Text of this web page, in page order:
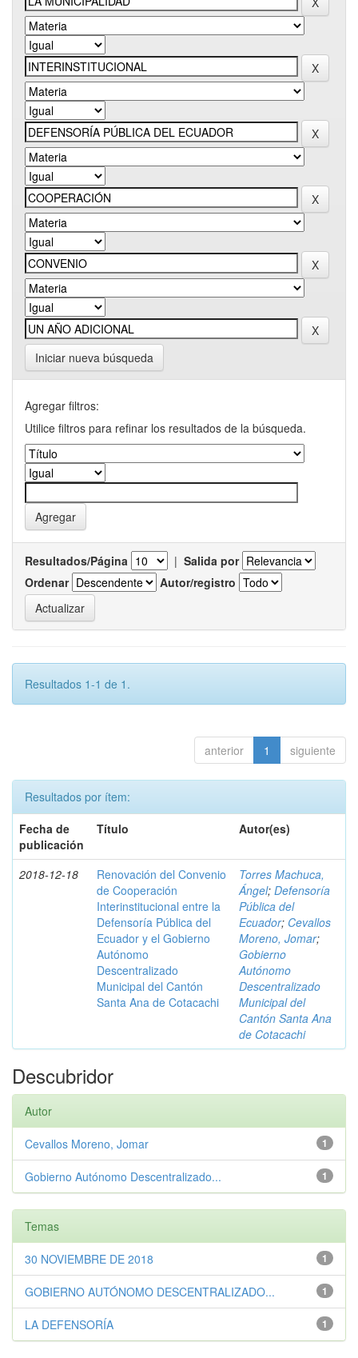
Iniciar nueva búsqueda
Agregar filtros:
Utilice filtros para refinar los resultados de la búsqueda.
Resultados/Página | Salida por
Ordenar
Autor/registro
Resultados 1-1 de 1.
anterior 1 siguiente
Resultados por ítem:
Fecha de
publicación
Título Autor(es)
2018-12-18
Renovación del Convenio
de Cooperación
Interinstitucional entre la
Defensoría Pública del
Ecuador y el Gobierno
Autónomo
Descentralizado
Municipal del Cantón
Santa Ana de Cotacachi
Torres Machuca,
Ángel; Defensoría
Pública del
Ecuador; Cevallos
Moreno, Jomar;
Gobierno
Autónomo
Descentralizado
Municipal del
Cantón Santa Ana
de Cotacachi
Descubridor
Autor
1
Cevallos Moreno, Jomar
1
Gobierno Autónomo Descentralizado...
Temas
1
30 NOVIEMBRE DE 2018
1
GOBIERNO AUTÓNOMO DESCENTRALIZADO...
1
LA DEFENSORÍA